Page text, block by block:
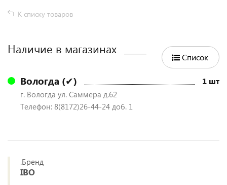
К списку товаров
Наличие в магазинах
Список
Вологда (✔) 1 шт
г. Вологда ул. Саммера д.62
Телефон: 8(8172)26-44-24 доб. 1
.Бренд
IBO